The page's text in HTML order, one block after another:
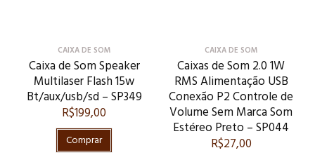
CAIXA DE SOM
Caixa de Som Speaker
Multilaser Flash 15w
Bt/aux/usb/sd – SP349
R$199,00
Comprar
CAIXA DE SOM
Caixas de Som 2.0 1W
RMS Alimentação USB
Conexão P2 Controle de
Volume Sem Marca Som
Estéreo Preto – SP044
R$27,00